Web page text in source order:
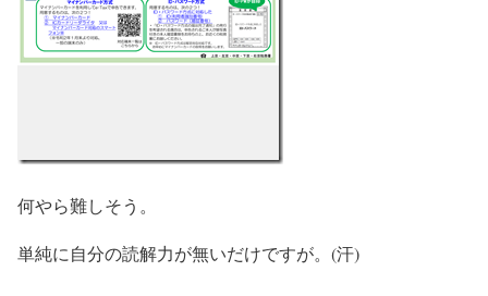
何やら難しそう。
単純に自分の読解力が無いだけですが。(汗)